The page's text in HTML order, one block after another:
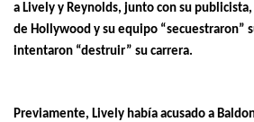
a Lively y Reynolds, junto con su
de Hollywood y su equipo “secuestraron”
intentaron “destruir” su carrera.
Previamente, Lively había acusado a